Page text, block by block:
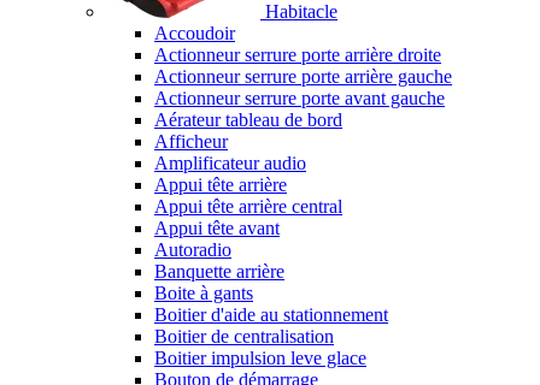
Habitacle
Accoudoir
Actionneur serrure porte arrière droite
Actionneur serrure porte arrière gauche
Actionneur serrure porte avant gauche
Aérateur tableau de bord
Afficheur
Amplificateur audio
Appui tête arrière
Appui tête arrière central
Appui tête avant
Autoradio
Banquette arrière
Boite à gants
Boitier d'aide au stationnement
Boitier de centralisation
Boitier impulsion leve glace
Bouton de démarrage